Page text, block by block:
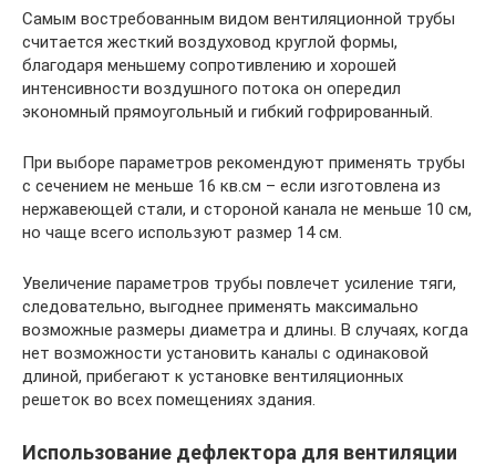
Самым востребованным видом вентиляционной трубы
считается жесткий воздуховод круглой формы,
благодаря меньшему сопротивлению и хорошей
интенсивности воздушного потока он опередил
экономный прямоугольный и гибкий гофрированный.
При выборе параметров рекомендуют применять трубы
с сечением не меньше 16 кв.см – если изготовлена из
нержавеющей стали, и стороной канала не меньше 10 см,
но чаще всего используют размер 14 см.
Увеличение параметров трубы повлечет усиление тяги,
следовательно, выгоднее применять максимально
возможные размеры диаметра и длины. В случаях, когда
нет возможности установить каналы с одинаковой
длиной, прибегают к установке вентиляционных
решеток во всех помещениях здания.
Использование дефлектора для вентиляции